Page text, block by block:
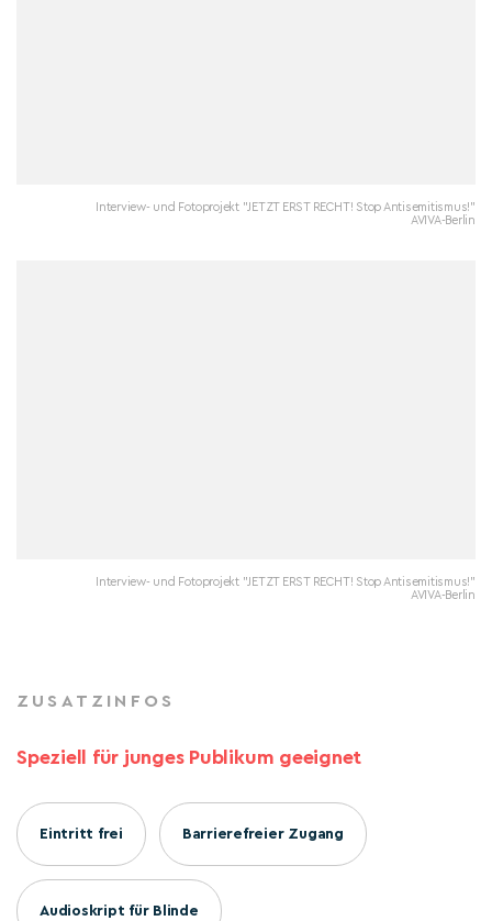
Interview- und Fotoprojekt "JETZT ERST RECHT! Stop Antisemitismus!"
AVIVA-Berlin
Interview- und Fotoprojekt "JETZT ERST RECHT! Stop Antisemitismus!"
AVIVA-Berlin
ZUSATZINFOS
Speziell für junges Publikum geeignet
Eintritt frei Barrierefreier Zugang
Audioskript für Blinde